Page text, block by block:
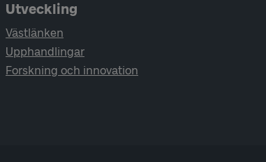
Utveckling
Västlänken
Upphandlingar
Forskning och innovation